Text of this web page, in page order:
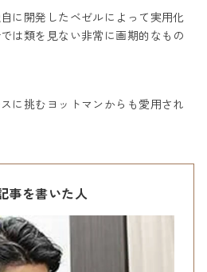
に開発したベゼルによって実用化
は類を見ない非常に画期的なもの
に挑むヨットマンからも愛用され
事を書いた人